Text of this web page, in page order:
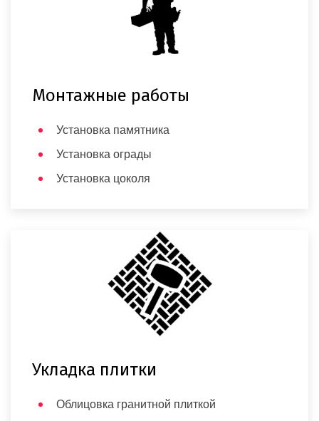
Монтажные работы
Установка памятника
Установка ограды
Установка цоколя
Укладка плитки
Облицовка гранитной плиткой